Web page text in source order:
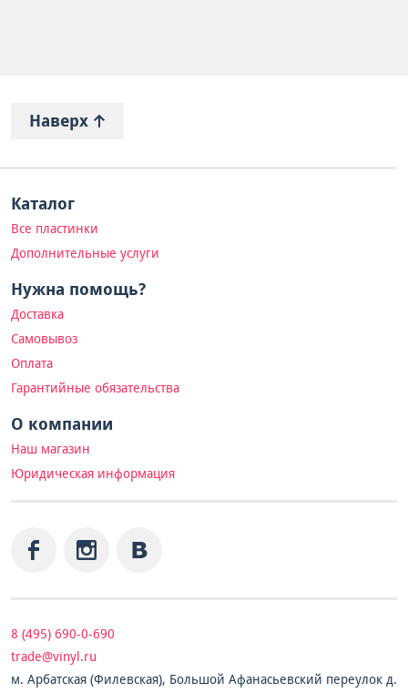
Наверх
Каталог
Все пластинки
Дополнительные услуги
Нужна помощь?
Доставка
Самовывоз
Оплата
Гарантийные обязательства
О компании
Наш магазин
Юридическая информация
8 (495) 690-0-690
trade@vinyl.ru
м. Арбатская (Филевская), Большой Афанасьевский переулок д.